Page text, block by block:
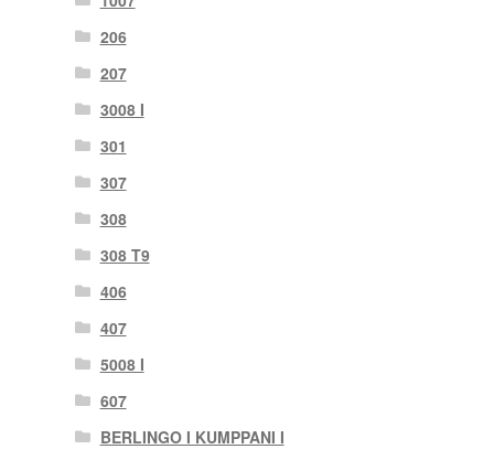
206
207
3008 I
301
307
308
308 T9
406
407
5008 I
607
BERLINGO I KUMPPANI I